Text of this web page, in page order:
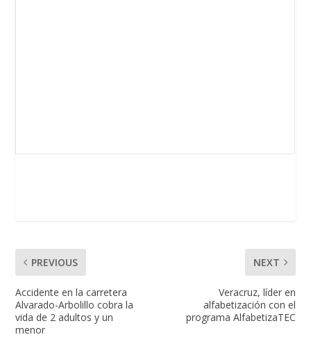
PREVIOUS
Accidente en la carretera
Alvarado-Arbolillo cobra la
vida de 2 adultos y un
menor
NEXT
Veracruz, líder en
alfabetización con el
programa AlfabetizaTEC